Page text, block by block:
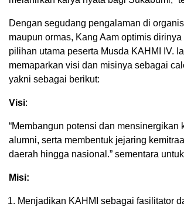
Dengan segudang pengalaman di
maupun ormas, Kang Aam optimis
pilihan utama peserta Musda KAHMI IV.
memaparkan visi dan misinya sebagai
yakni sebagai berikut:
Visi:
“Membangun potensi dan mensinergikan
alumni, serta membentuk jejaring
daerah hingga nasional.” sementara
Misi:
Menjadikan KAHMI sebagai fasilitator